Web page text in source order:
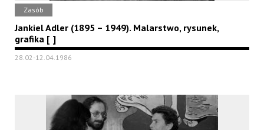
Zasób
Jankiel Adler (1895 – 1949). Malarstwo, rysunek,
grafika [ ]
28.02-12.04.1986